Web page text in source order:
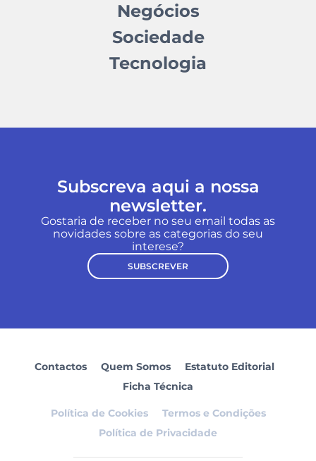
Negócios
Sociedade
Tecnologia
Subscreva aqui a nossa
newsletter.
Gostaria de receber no seu email todas as
novidades sobre as categorias do seu
interese?
SUBSCREVER
Contactos Quem Somos
Estatuto Editorial
Ficha Técnica
Política de Cookies
Termos e Condições
Política de Privacidade